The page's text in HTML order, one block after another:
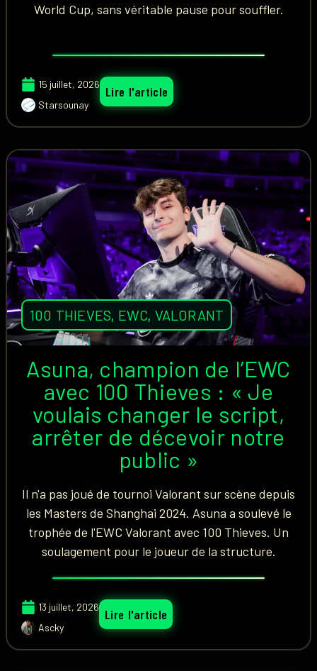
World Cup, sans véritable pause pour souffler.
15 juillet, 2026
Starsounay
Lire l'article
100 THIEVES, EWC, VALORANT
Asuna, champion de l’EWC
avec 100 Thieves : « Je
voulais changer le script,
arrêter de décevoir notre
public »
Il n'a pas joué de tournoi Valorant sur scène depuis
les Masters de Shanghai 2024. Asuna a soulevé le
trophée de l'EWC Valorant avec 100 Thieves. Un
soulagement pour le joueur de la structure.
13 juillet, 2026
Ascky
Lire l'article